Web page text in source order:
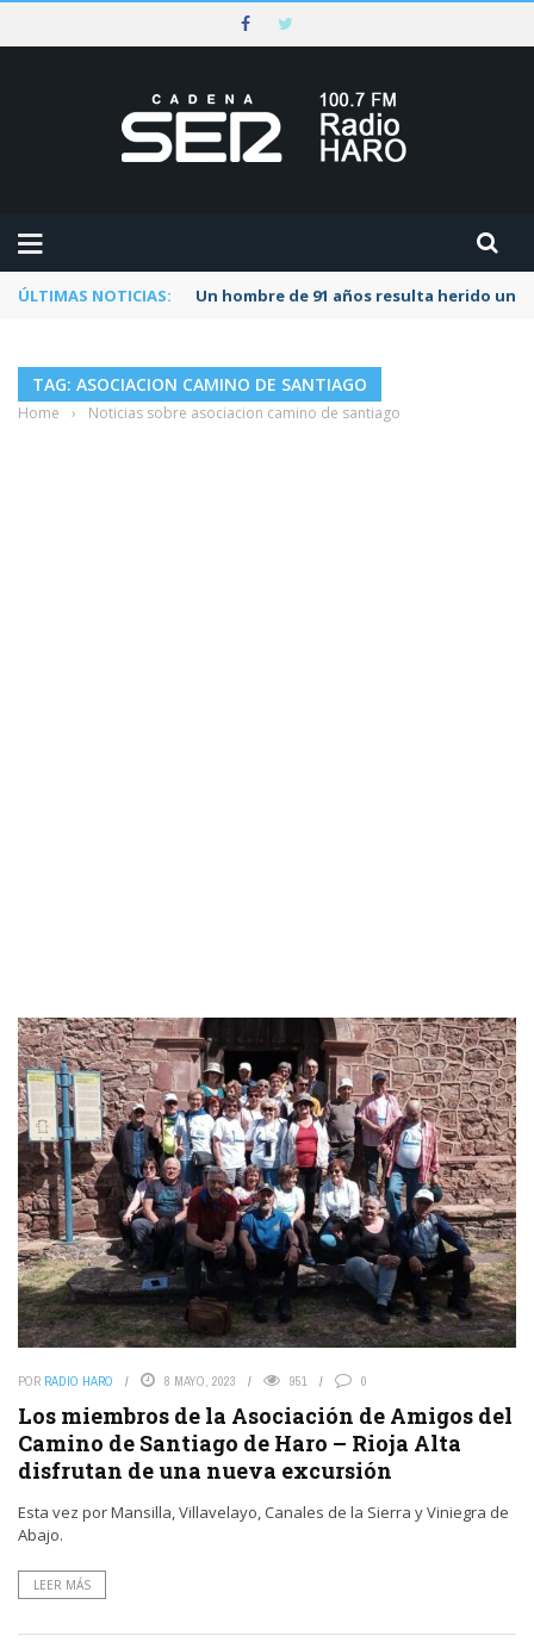
ÚLTIMAS NOTICIAS: Un hombre de 91 años resulta herido
TAG: ASOCIACION CAMINO DE SANTIAGO
Home › Noticias sobre asociacion camino de santiago
POR RADIO HARO 8 MAYO, 2023 951 0
Los miembros de la Asociación de Amigos del
Camino de Santiago de Haro – Rioja Alta
disfrutan de una nueva excursión
Esta vez por Mansilla, Villavelayo, Canales de la Sierra y Viniegra de
Abajo.
LEER MÁS